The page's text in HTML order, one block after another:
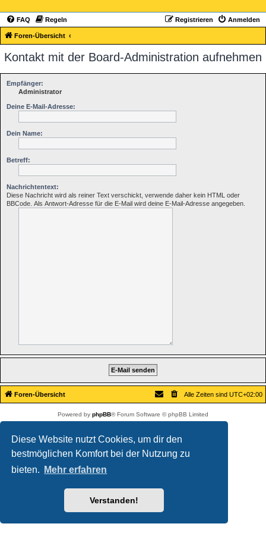
Diese Website nutzt Cookies, um dir den
bestmöglichen Komfort bei der Nutzung zu
bieten.
Mehr erfahren
Verstanden!
FAQ Regeln Anmelden
Registrieren
Foren-Übersicht
Kontakt mit der Board-Administration aufnehmen
Empfänger:
Administrator
Deine E-Mail-Adresse:
Dein Name:
Betreff:
Nachrichtentext:
Diese Nachricht wird als reiner Text verschickt, verwende daher kein HTML oder
BBCode. Als Antwort-Adresse für die E-Mail wird deine E-Mail-Adresse angegeben.
Foren-Übersicht Alle Zeiten sind UTC+02:00
Powered by phpBB® Forum Software © phpBB Limited
Datenschutz |Nutzungsbedingungen